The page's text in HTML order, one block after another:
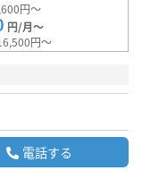
円～
円/月～
円～
電話する